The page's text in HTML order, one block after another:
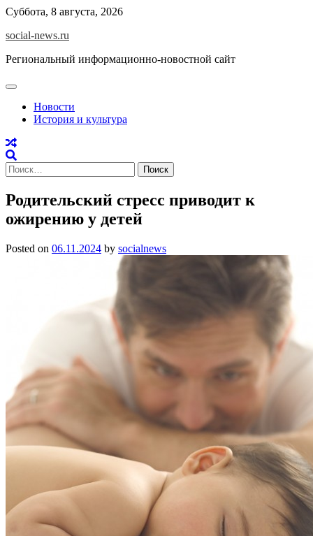
Skip
content
Суббота, 8 августа, 2026
social-news.ru
Региональный информационно-новостной сайт
Новости
История и культура
Найти:
Родительский стресс приводит к
ожирению у детей
Posted on 06.11.2024 by socialnews